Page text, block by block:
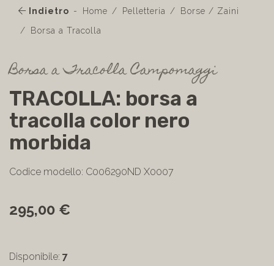
Indietro Home Pelletteria
Borse / Zaini
Borsa a Tracolla
Borsa a Tracolla Campomaggi
TRACOLLA: borsa a
tracolla color nero
morbida
Codice modello: C006290ND X0007
295,00 €
Disponibile: 7